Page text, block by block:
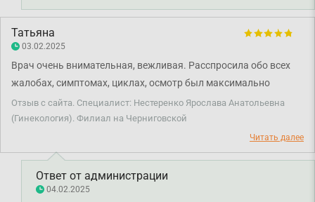
здоров'я!
Татьяна
03.02.2025
Врач очень внимательная, вежливая. Расспросила обо всех
жалобах, симптомах, циклах, осмотр был максимально
комфортен, во время осмотра и сбора анализов врач все
подробно объясняла. Обратись еще, и вам рекомендую.
Отзыв с сайта. Специалист: Нестеренко Ярослава Анатольевна
(Гинекология). Филиал на Черниговской
Читать далее
Ответ от администрации
04.02.2025